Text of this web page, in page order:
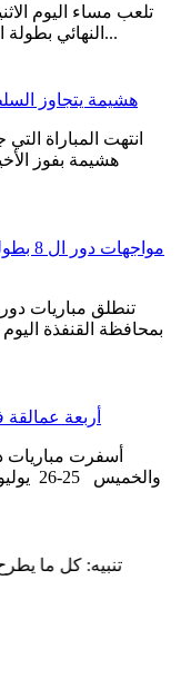
النهائي بطولة الفريق الحادية عشر حيث ستقام المباريات...
هشيمة يتجاوز
انتهت المباراة
هشيمة بفوز
تنطلق مباريات دور
بمحافظة القنفذة اليوم
أربعة
أسفرت مباريات
تنبيه: كل ما يطرح